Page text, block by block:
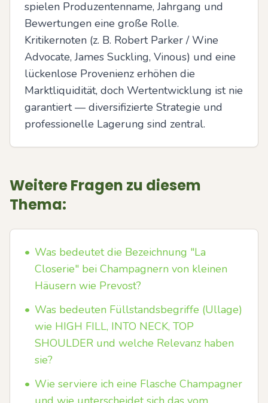
spielen Produzentenname, Jahrgang und
Bewertungen eine große Rolle.
Kritikernoten (z. B. Robert Parker / Wine
Advocate, James Suckling, Vinous) und eine
lückenlose Provenienz erhöhen die
Marktliquidität, doch Wertentwicklung ist nie
garantiert — diversifizierte Strategie und
professionelle Lagerung sind zentral.
Weitere Fragen zu diesem
Thema:
• Was bedeutet die Bezeichnung "La
Closerie" bei Champagnern von kleinen
Häusern wie Prevost?
• Was bedeuten Füllstandsbegriffe (Ullage)
wie HIGH FILL, INTO NECK, TOP
SHOULDER und welche Relevanz haben
sie?
• Wie serviere ich eine Flasche Champagner